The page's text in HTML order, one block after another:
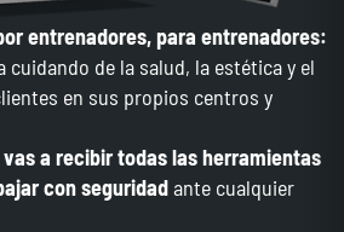
entrenadores, para entrenadores:
cuidando de la salud, la estética y el
en sus propios centros y
vas a recibir todas las herramientas
con seguridadante cualquier